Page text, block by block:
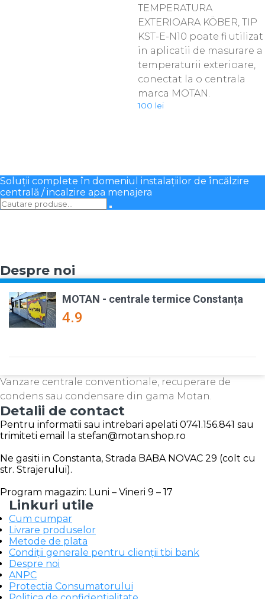
TEMPERATURA
EXTERIOARA KÖBER, TIP
KST-E-N10 poate fi utilizat
in aplicatii de masurare a
temperaturii exterioare,
conectat la o centrala
marca MOTAN.
100 lei
Soluții complete în domeniul instalațiilor de încălzire
centrală / incalzire apa menajera
Despre noi
MOTAN - centrale termice Constanța
4.9
Vanzare centrale conventionale, recuperare de
condens sau condensare din gama Motan.
Detalii de contact
Pentru informatii sau intrebari apelati 0741.156.841 sau
trimiteti email la stefan@motan.shop.ro
Ne gasiti in Constanta, Strada BABA NOVAC 29 (colt cu
str. Strajerului).
Program magazin: Luni – Vineri 9 – 17
Linkuri utile
Cum cumpar
Livrare produselor
Metode de plata
Condiții generale pentru clienții tbi bank
Despre noi
ANPC
Protectia Consumatorului